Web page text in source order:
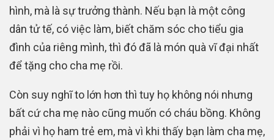
hình, mà là sự trưởng thành. Nếu bạn là một công
dân tử tế, có việc làm, biết chăm sóc cho tiểu gia
đình của riêng mình, thì đó đã là món quà vĩ đại nhất
để tặng cho cha mẹ rồi.
Còn suy nghĩ to lớn hơn thì tuy họ không nói nhưng
bất cứ cha mẹ nào cũng muốn có cháu bồng. Không
phải vì họ ham trẻ em, mà vì khi thấy bạn làm cha mẹ,